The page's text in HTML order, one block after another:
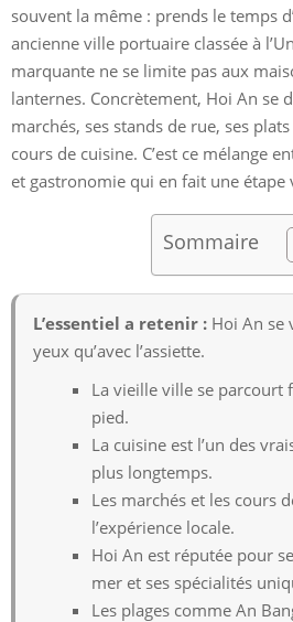
souvent la même : prends le temps
ancienne ville portuaire classée à
marquante ne se limite pas aux
lanternes. Concrètement, Hoi An se
marchés, ses stands de rue, ses
cours de cuisine. C’est ce mélange
et gastronomie qui en fait une étape
Sommaire
L’essentiel a retenir : Hoi An se
yeux qu’avec l’assiette.
La vieille ville se parcourt
pied.
La cuisine est l’un des
plus longtemps.
Les marchés et les cours
l’expérience locale.
Hoi An est réputée pour
mer et ses spécialités
Les plages comme An